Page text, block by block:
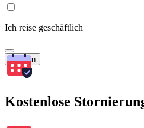
Ich reise geschäftlich
Suchen
Kostenlose